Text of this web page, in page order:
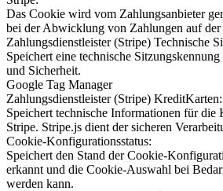
Das Cookie wird vom Zahlungsanbieter
bei der Abwicklung von Zahlungen auf der
Zahlungsdienstleister (Stripe) Technische
Speichert eine technische
und Sicherheit.
Google Tag Manager
Zahlungsdienstleister (Stripe) KreditKarten:
Speichert technische Informationen für die
Stripe. Stripe.js dient der sicheren
Cookie-Konfigurationsstatus:
Speichert den Stand der Cookie-
erkannt und die Cookie-Auswahl bei
werden kann.